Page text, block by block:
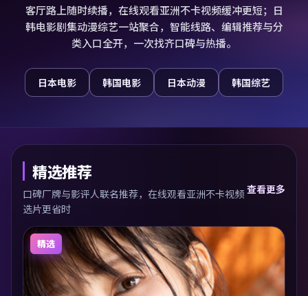
客厅路上随时续播，在线观看亚洲不卡视频缓冲更短；日
韩电影剧集动漫综艺一站聚合，智能线路、编辑推荐与分
类入口全开，一次找齐口碑与热播。
日本电影 韩国电影 日本动漫 韩国综艺
精选推荐
口碑厂牌与影评人联名推荐，在线观看亚洲不卡视频
选片更省时
查看更多
精选